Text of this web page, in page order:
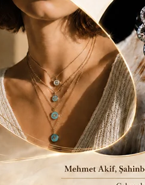
KDV AÇMAZI…
ALIM
01:30